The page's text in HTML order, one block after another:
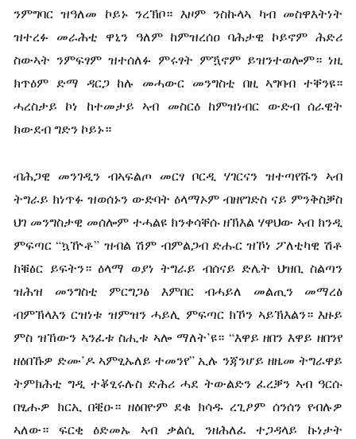
ንምግባር ዝዓለመ ኮይኑ ንረኽቦ። እዞም ንስኩላኣ ካብ መስዋእትነት
ዝተረፉ መራሕቲ ዋኒን ዓለም ከምዝረሰዐ ባሕታዊ ኮይኖም ሕድሪ
ስውኣት ንምፍፃም ዝተሰለፉ ምሩፃት ምዃኖም ይዝንተወሎም። ነዚ
ክጥዕም ድማ ዳርጋ ከሉ መሓውር መንግስቲ በዚ ኣግባብ ተቐንዩ።
ሓረስታይ ኮነ ከተመታይ ኣብ መስርዕ ከምዝነብር ውድብ ሰራዊት
ክውደብ ግድን ኮይኑ።
ብሕጋዊ መንገዲን ብኣፍልጦ መርፃ ቦርዲ ሃገርናን ዝተጣየሹን ኣብ
ትግራይ ክነጥፉ ዝወሰኑን ውድባት ዕላማኦም ብዘየገድስ ናይ ምንቅስቓስ
ህገ መንግስታዊ መሰሎም ተሓልዩ ክንቀሳቐሱ ዘኽእል ሃዋህው ኣብ ክንዲ
ምፍጣር “ኳዅቶ” ዝብል ሽም ብምልጋብ ድሑር ዝኾነ ፖለቲካዊ ሽቶ
ከቑፅር ይፍትን። ዕላማ ወያነ ትግራይ ብሰናይ ድሌት ህዝቢ ስልጣን
ዝሕዝ መንግስቲ ምርግጋፅ እምበር ብሓይለ መልጢን መማረፅ
ብምኽላእን ርዝነቱ ዝምዝን ሓይሊ ምፍጣር ክኾን ኣይኽእልን። እዙይ
ምስ ዝኸውን ኣንፈቱ ስሒቱ ኣሎ ማለት’ዩ። “እዋይ ዘበን እዋይ ዘበንየ
ዘዕበኹዎ ድሙ’ዶ ኣምፂኡለይ ተመንየ” ኢሉ ንጃንሆይ ዘዜመ ትግራዋይ
ትምክሕቲ ግዲ ተቖፂሩሉስ ድሕሪ ሓደ ትውልድን ፈረቓን ኣብ ዓርሱ
በፂሑዎ ክርኢ በቒዑ። ዘዕበዮም ደቁ ክሳዱ ረጊፆም ሰንሰን የብሉዎ
ኣለው። ፍርቂ ዕድመኡ ኣብ ቃልሲ ንዘሕለፈ ተጋዳላይ ኩነታት